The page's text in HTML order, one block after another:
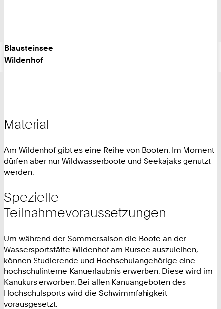
Blausteinsee
Wildenhof
Material
Am Wildenhof gibt es eine Reihe von Booten. Im Moment
dürfen aber nur Wildwasserboote und Seekajaks genutzt
werden.
Spezielle
Teilnahmevoraussetzungen
Um während der Sommersaison die Boote an der
Wassersportstätte Wildenhof am Rursee auszuleihen,
können Studierende und Hochschulangehörige eine
hochschulinterne Kanuerlaubnis erwerben. Diese wird im
Kanukurs erworben. Bei allen Kanuangeboten des
Hochschulsports wird die Schwimmfahigkeit
vorausgesetzt.